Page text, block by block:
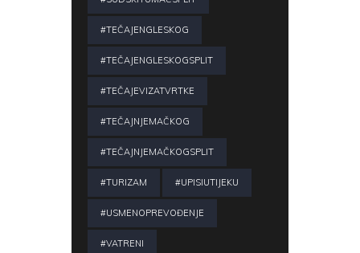
#TEČAJENGLESKOG
#TEČAJENGLESKOGSPLIT
#TEČAJEVIZATVRTKE
#TEČAJNJEMAČKOG
#TEČAJNJEMAČKOGSPLIT
#TURIZAM #UPISIUTIJEKU
#USMENOPREVOĐENJE
#VATRENI